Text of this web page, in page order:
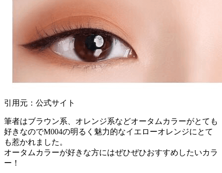
引用元：公式サイト
筆者はブラウン系、オレンジ系などオータムカラーがとても
好きなのでM004の明るく魅力的なイエローオレンジにとて
も惹かれました。
オータムカラーが好きな方にはぜひぜひおすすめしたいカラ
ー！